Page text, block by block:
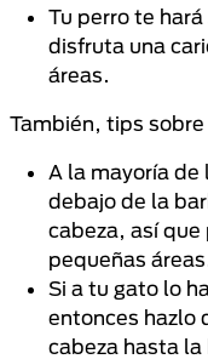
Tu perro te
disfruta una
áreas.
También, tips
A la mayoría de
debajo de la
cabeza, así que
pequeñas
Si a tu gato lo
entonces hazlo
cabeza hasta la